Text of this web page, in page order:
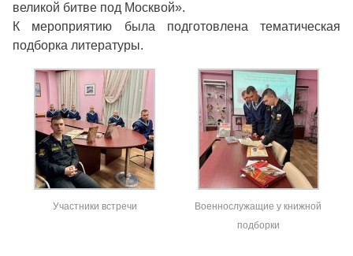
великой битве под Москвой».
К мероприятию была подготовлена тематическая
подборка литературы.
Участники встречи
Военнослужащие у книжной
подборки